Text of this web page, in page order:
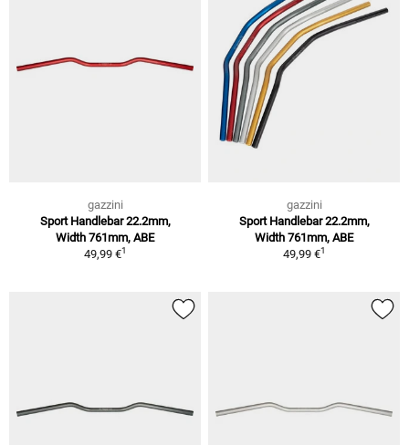
gazzini
Sport Handlebar 22.2mm,
Width 761mm, ABE
49,99 €1
gazzini
Sport Handlebar 22.2mm,
Width 761mm, ABE
49,99 €1